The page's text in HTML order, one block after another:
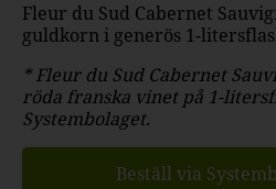
Fleur du Sud Cabernet
guldkorn i generös 1-
* Fleur du Sud Cabernet
röda franska vinet på 1-
Systembolaget.
Beställ via